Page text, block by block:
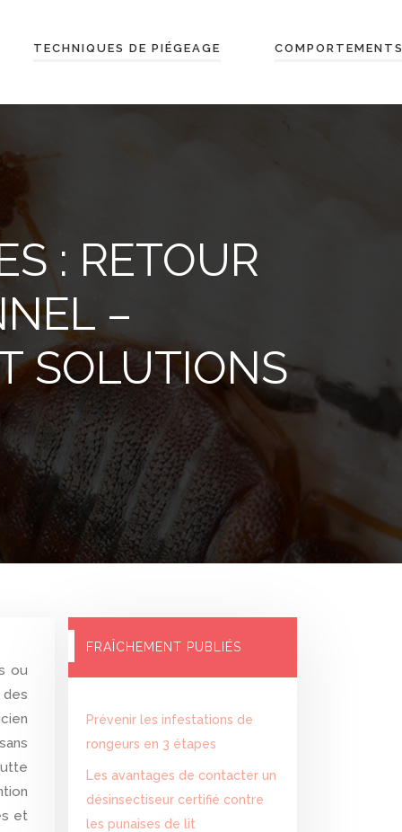
TECHNIQUES DE PIÉGEAGE
: RETOUR
–
SOLUTIONS
et
FRAÎCHEMENT PUBLIÉS
Prévenir les infestations de
rongeurs en 3 étapes
Les avantages de contacter un
désinsectiseur certifié contre
les punaises de lit